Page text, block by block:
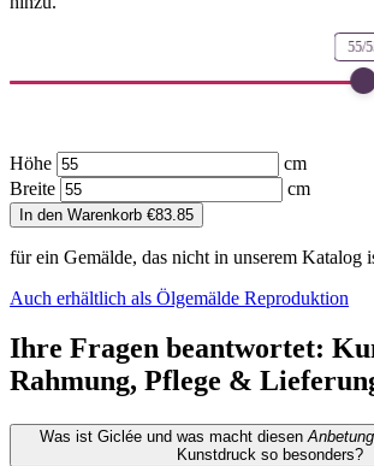
55/
Höhe
cm
Breite
cm
In den Warenkorb €83.85
für ein Gemälde, das nicht in unserem Katalog
Auch erhältlich als Ölgemälde Reproduktion
Ihre Fragen beantwortet:
Rahmung, Pflege &
Was ist Giclée und was macht diesen
Kunstdruck so besonders?